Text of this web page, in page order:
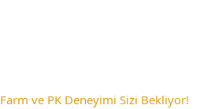
ve PK Deneyimi Sizi Bekliyor!